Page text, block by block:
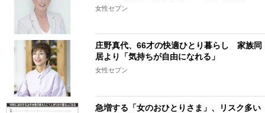
女性セブン
庄野真代、66才の快適ひとり暮らし 家族同
居より「気持ちが自由になれる」
女性セブン
急増する「女のおひとりさま」、リスク多い